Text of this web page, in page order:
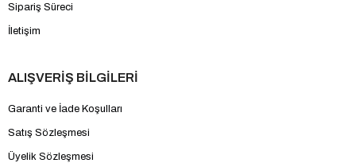
Sipariş Süreci
İletişim
ALIŞVERİŞ BİLGİLERİ
Garanti ve İade Koşulları
Satış Sözleşmesi
Üyelik Sözleşmesi